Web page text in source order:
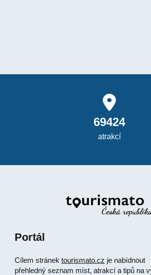
69424
atrakcí
Portál
Cílem stránek tourismato.cz je nabídnout
přehledný seznam míst, atrakcí a tipů na